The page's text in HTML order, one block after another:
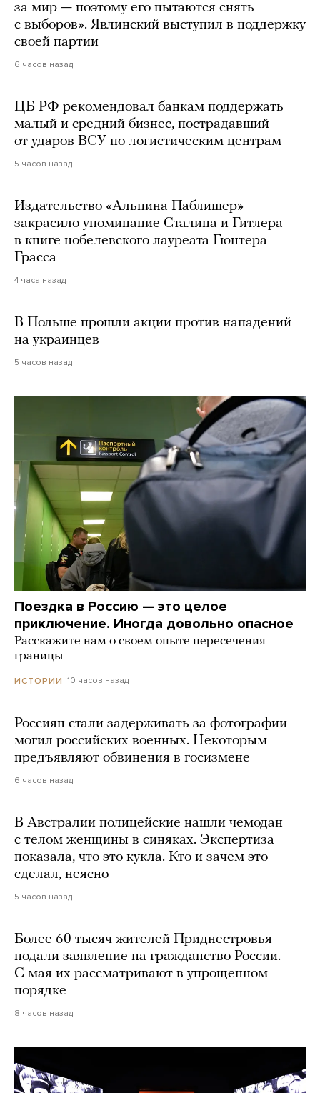
за мир — поэтому его пытаются снять
с выборов». Явлинский выступил в поддержку
своей партии
6 часов назад
ЦБ РФ рекомендовал банкам поддержать
малый и средний бизнес, пострадавший
от ударов ВСУ по логистическим центрам
5 часов назад
Издательство «Альпина Паблишер»
закрасило упоминание Сталина и Гитлера
в книге нобелевского лауреата Гюнтера
Грасса
4 часа назад
В Польше прошли акции против нападений
на украинцев
5 часов назад
Поездка в Россию — это целое
приключение. Иногда довольно опасное
Расскажите нам о своем опыте пересечения
границы
ИСТОРИИ 10 часов назад
Россиян стали задерживать за фотографии
могил российских военных. Некоторым
предъявляют обвинения в госизмене
6 часов назад
В Австралии полицейские нашли чемодан
с телом женщины в синяках. Экспертиза
показала, что это кукла. Кто и зачем это
сделал, неясно
5 часов назад
Более 60 тысяч жителей Приднестровья
подали заявление на гражданство России.
С мая их рассматривают в упрощенном
порядке
8 часов назад